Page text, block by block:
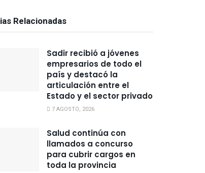
Relacionadas
Sadir recibió a jóvenes
empresarios de todo el
país y destacó la
articulación entre el
Estado y el sector privado
7 AGOSTO, 2026
Salud continúa con
llamados a concurso
para cubrir cargos en
toda la provincia